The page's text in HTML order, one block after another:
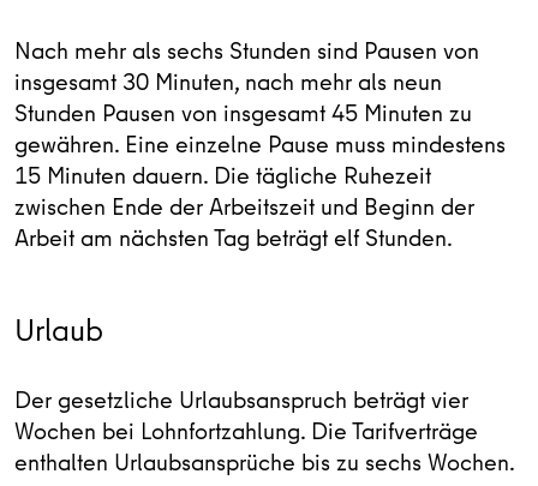
Nach mehr als sechs Stunden sind Pausen von
insgesamt 30 Minuten, nach mehr als neun
Stunden Pausen von insgesamt 45 Minuten zu
gewähren. Eine einzelne Pause muss mindestens
15 Minuten dauern. Die tägliche Ruhezeit
zwischen Ende der Arbeitszeit und Beginn der
Arbeit am nächsten Tag beträgt elf Stunden.
Urlaub
Der gesetzliche Urlaubsanspruch beträgt vier
Wochen bei Lohnfortzahlung. Die Tarifverträge
enthalten Urlaubsansprüche bis zu sechs Wochen.